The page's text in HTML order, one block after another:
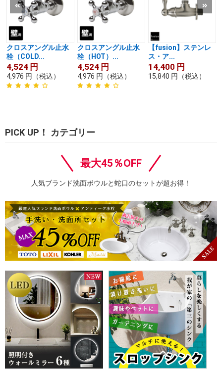
クロスアングル止水
栓（COLD...
4,524 円
4,976 円 （税込）
クロスアングル止水
栓（HOT）...
4,524 円
4,976 円 （税込）
【fusion】ステンレ
ス・ア...
14,400 円
15,840 円 （税込）
PICK UP！ カテゴリー
最大45％OFF
人気ブランド洗面ボウルと蛇口のセットが超お得！